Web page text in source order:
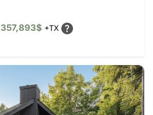
357,893$ +TX